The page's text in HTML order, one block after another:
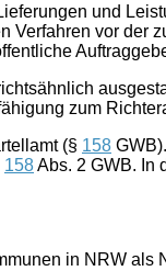
und
vor
zum
(§ 158
158Abs. 2 GWB. In
in NRW als